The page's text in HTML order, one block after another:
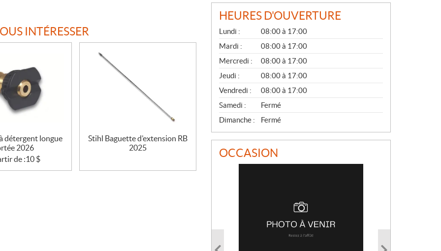
INTÉRESSER
détergent longue
2026
de :10 $
Stihl Baguette d’extension RB
2025
HEURES D'OUVERTURE
G
É
N
É
R
A
L
Lundi :
08:00 à 17:00
Mardi :
08:00 à 17:00
Mercredi :
08:00 à 17:00
Jeudi :
08:00 à 17:00
Vendredi :
08:00 à 17:00
Samedi :
Fermé
Dimanche :
Fermé
OCCASION